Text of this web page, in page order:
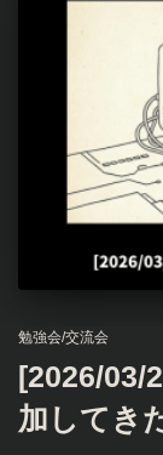
勉強会/交流会
[2026/03/
加してき